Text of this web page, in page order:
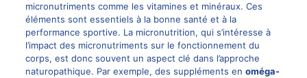
micronutriments comme les vitamines et minéraux. Ces
éléments sont essentiels à la bonne santé et à la
performance sportive. La micronutrition, qui s’intéresse à
l’impact des micronutriments sur le fonctionnement du
corps, est donc souvent un aspect clé dans l’approche
naturopathique. Par exemple, des suppléments en oméga-